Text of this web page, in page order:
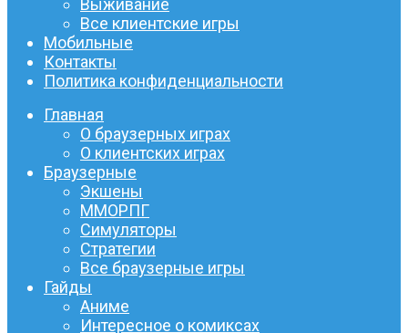
Выживание
Все клиентские игры
Мобильные
Контакты
Политика конфиденциальности
Главная
О браузерных играх
О клиентских играх
Браузерные
Экшены
ММОРПГ
Симуляторы
Стратегии
Все браузерные игры
Гайды
Аниме
Интересное о комиксах